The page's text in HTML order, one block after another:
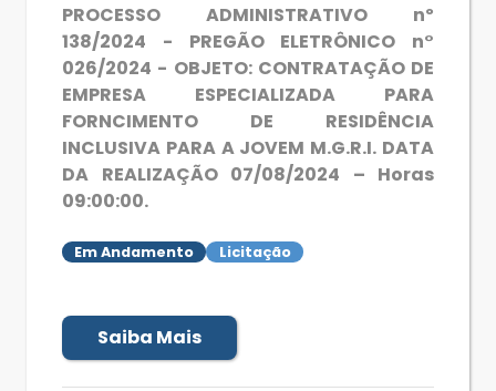
PROCESSO ADMINISTRATIVO nº
138/2024 - PREGÃO ELETRÔNICO n°
026/2024 - OBJETO: CONTRATAÇÃO DE
EMPRESA ESPECIALIZADA PARA
FORNCIMENTO DE RESIDÊNCIA
INCLUSIVA PARA A JOVEM M.G.R.I. DATA
DA REALIZAÇÃO 07/08/2024 – Horas
09:00:00.
Em Andamento Licitação
Saiba Mais